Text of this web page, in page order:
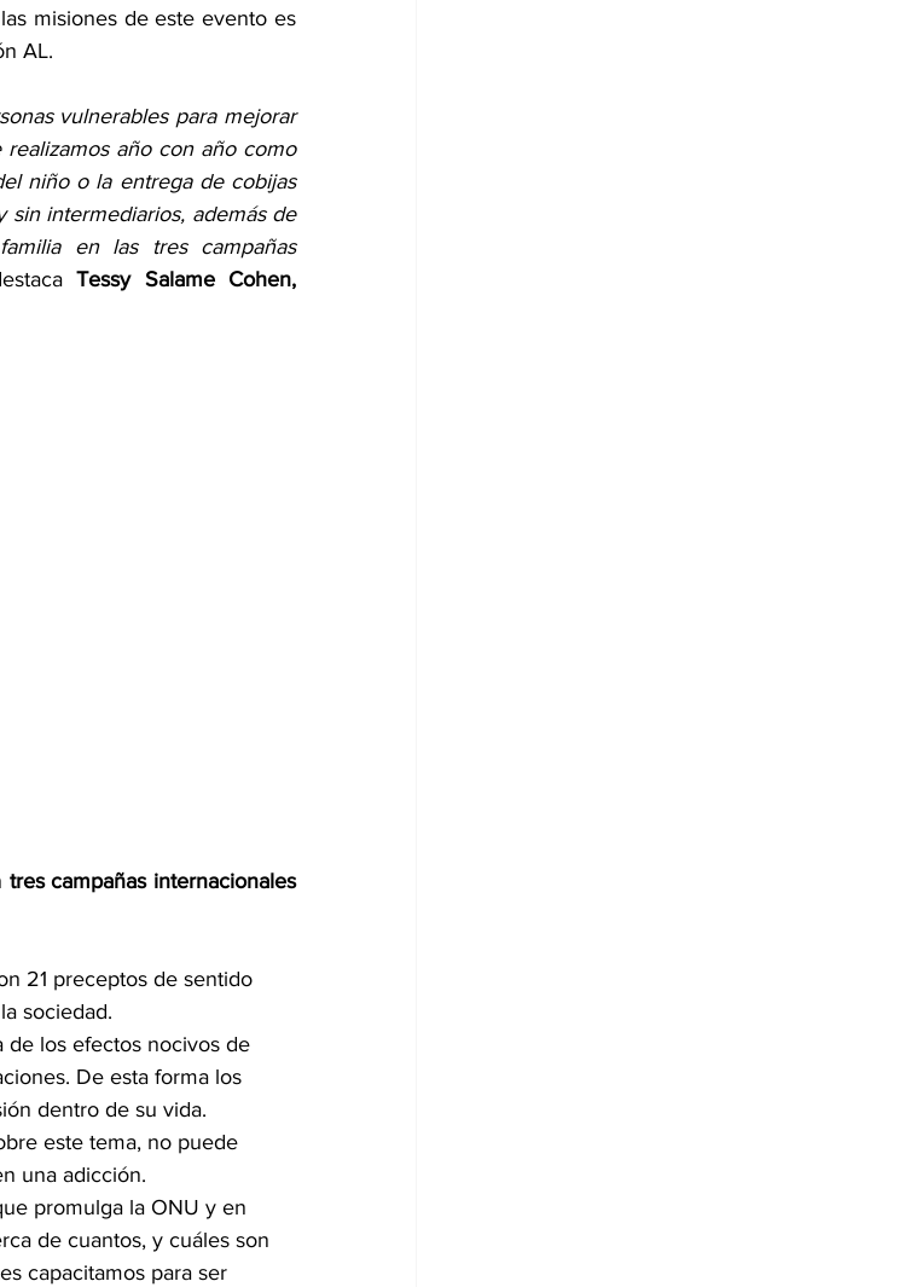
misiones de este evento es
AL.
vulnerables para mejorar
año con año como
niño o la entrega de cobijas
sin intermediarios, además de
en las tres campañas
Tessy Salame Cohen,
tres campañas internacionales
21 preceptos de sentido
sociedad.
de los efectos nocivos de
De esta forma los
dentro de su vida.
este tema, no puede
una adicción.
promulga la ONU y en
de cuantos, y cuáles son
capacitamos para ser